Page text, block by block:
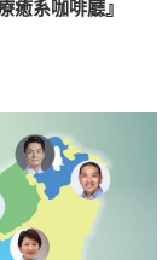
癒系咖啡廳』